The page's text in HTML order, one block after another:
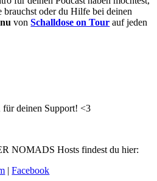
oder du Hilfe bei deinen
vonSchalldose on Tour auf jeden
deinen Support! <3
NOMADS Hosts findest du hier:
|Facebook